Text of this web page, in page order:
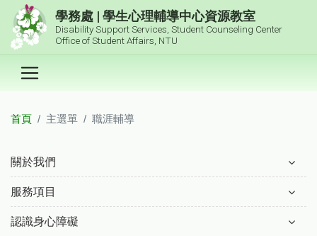
跳到主要內容區塊
學務處 | 學生心理輔導中心資源教室
Disability Support Services, Student Counseling Center
Office of Student Affairs, NTU
首頁 主選單 職涯輔導
關於我們
服務項目
認識身心障礙